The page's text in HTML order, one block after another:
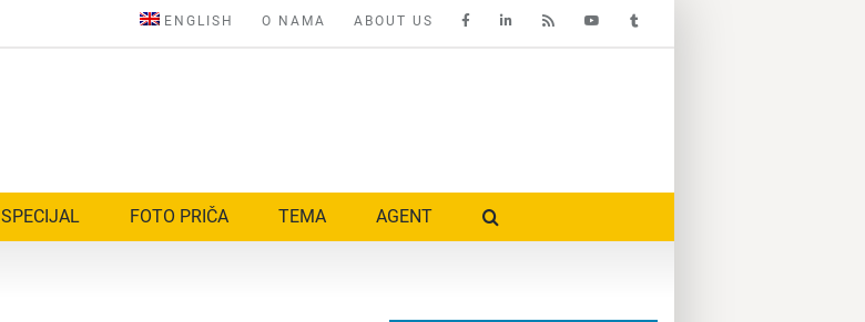
ENGLISH O NAMA ABOUT US
SPECIJAL FOTO PRIČA TEMA AGENT